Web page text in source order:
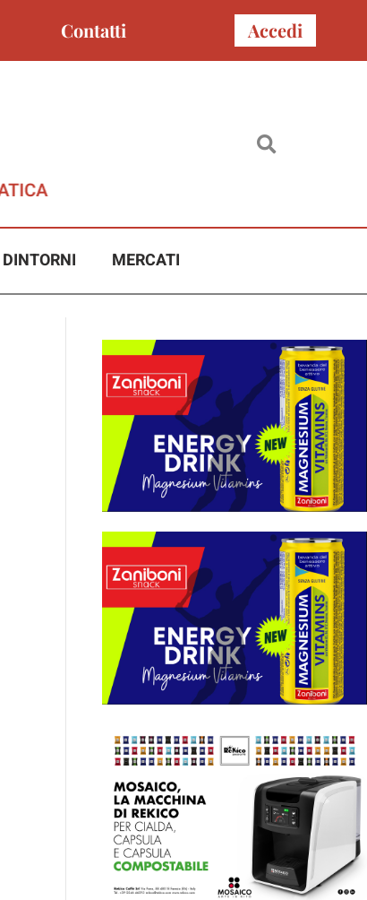
Contatti Accedi
MERCATI